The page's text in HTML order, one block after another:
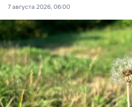
7 августа 2026, 06:00